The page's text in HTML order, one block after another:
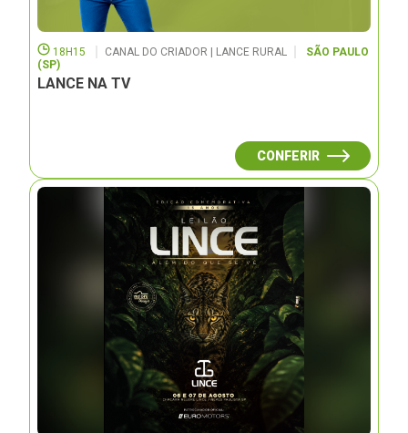
18H15 CANAL DO CRIADOR | LANCE RURAL
SÃO PAULO
(SP)
LANCE NA TV
CONFERIR